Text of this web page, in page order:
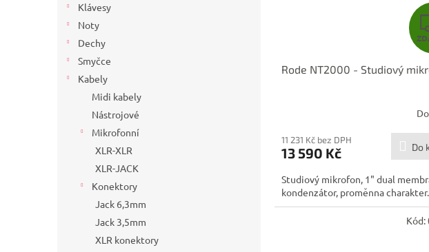
Klávesy
Noty
Dechy
Smyčce
Kabely
Midi kabely
Nástrojové
Mikrofonní
XLR-XLR
XLR-JACK
Konektory
Jack 6,3mm
Jack 3,5mm
XLR konektory
Rode NT2000 - Studiový
11 231 Kč bez DPH
13 590 Kč Do
Studiový mikrofon, 1" dual
kondenzátor, proměnna charakter.
Kód: